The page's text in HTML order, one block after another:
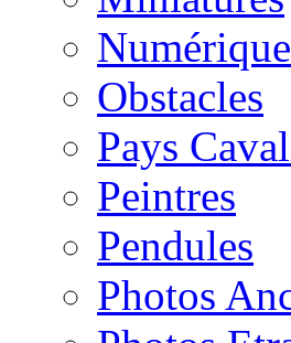
Obstacles
Pays
Peintres
Pendules
Photos